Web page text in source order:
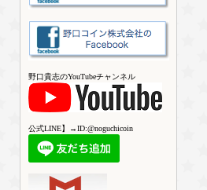
野口貴志のYouTubeチャンネル
公式LINE】→ID:@noguchicoin